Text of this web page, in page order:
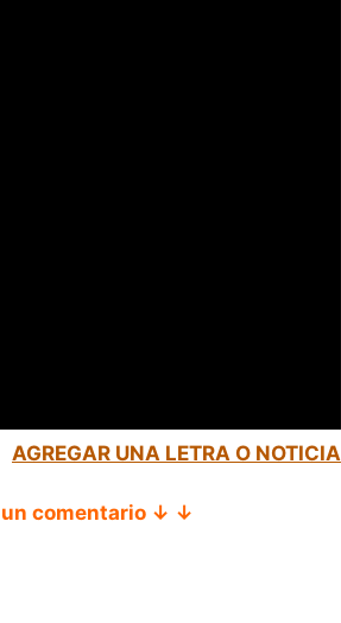
AGREGAR UNA LETRA O NOTICIA
comentario ↓ ↓